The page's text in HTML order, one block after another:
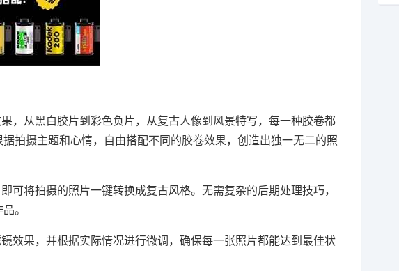
，从黑白胶片到彩色负片，从复古人像到风景特写，每一种胶卷都
拍摄主题和心情，自由搭配不同的胶卷效果，创造出独一无二的照
将拍摄的照片一键转换成复古风格。无需复杂的后期处理技巧，
。
效果，并根据实际情况进行微调，确保每一张照片都能达到最佳状